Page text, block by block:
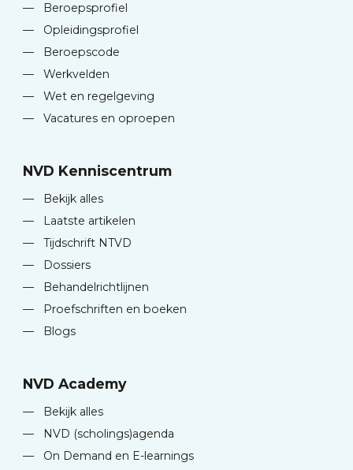
—
Beroepsprofiel
—
Opleidingsprofiel
—
Beroepscode
—
Werkvelden
—
Wet en regelgeving
—
Vacatures en oproepen
NVD Kenniscentrum
—
Bekijk alles
—
Laatste artikelen
—
Tijdschrift NTVD
—
Dossiers
—
Behandelrichtlijnen
—
Proefschriften en boeken
—
Blogs
NVD Academy
—
Bekijk alles
—
NVD (scholings)agenda
—
On Demand en E-learnings